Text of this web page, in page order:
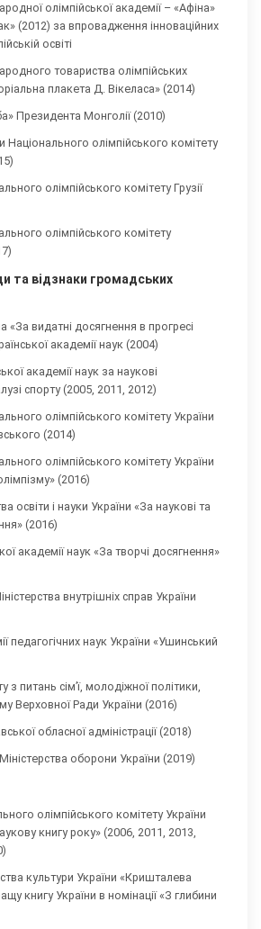
олімпійської академії – «Афіна»
(2012) за впровадження інноваційних
освіті
товариства олімпійських
плакета Д. Вікеласа» (2014)
Президента Монголії (2010)
олімпійського комітету
олімпійського комітету Грузії
олімпійського комітету
та відзнаки громадських
видатні досягнення в прогресі
академії наук (2004)
академії наук за наукові
спорту (2005, 2011, 2012)
олімпійського комітету України
(2014)
олімпійського комітету України
(2016)
освіти і науки України «За наукові та
(2016)
академії наук «За творчі досягнення»
внутрішніх справ України
педагогічних наук України «Ушинський
з питань сім’ї, молодіжної політики,
Верховної Ради України (2016)
обласної адміністрації (2018)
оборони України (2019)
олімпійського комітету України
книгу року» (2006, 2011, 2013,
культури України «Кришталева
книгу України в номінації «З глибини